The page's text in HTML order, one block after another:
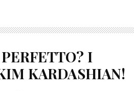
I
KARDASHIAN!